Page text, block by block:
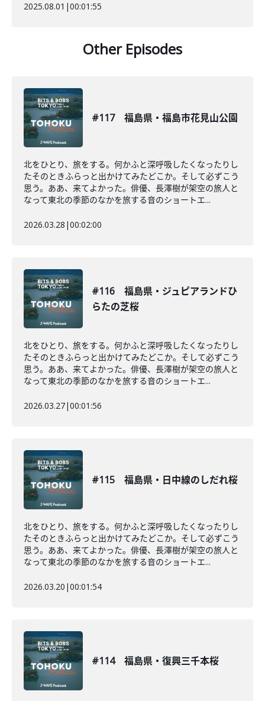
2025.08.01 |00:01:55
Other Episodes
#117 福島県・福島市花見山公園
北をひとり、旅をする。何かふと深呼吸したくなったりし
たそのときふらっと出かけてみたどこか。そして必ずこう
思う。ああ、来てよかった。俳優、長澤樹が架空の旅人と
なって東北の季節のなかを旅する音のショートエ...
2026.03.28 |00:02:00
#116 福島県・ジュピアランドひ
らたの芝桜
北をひとり、旅をする。何かふと深呼吸したくなったりし
たそのときふらっと出かけてみたどこか。そして必ずこう
思う。ああ、来てよかった。俳優、長澤樹が架空の旅人と
なって東北の季節のなかを旅する音のショートエ...
2026.03.27|00:01:56
#115 福島県・日中線のしだれ桜
北をひとり、旅をする。何かふと深呼吸したくなったりし
たそのときふらっと出かけてみたどこか。そして必ずこう
思う。ああ、来てよかった。俳優、長澤樹が架空の旅人と
なって東北の季節のなかを旅する音のショートエ...
2026.03.20 |00:01:54
#114 福島県・復興三千本桜